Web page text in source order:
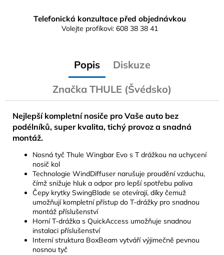
Telefonická konzultace před objednávkou
Volejte profíkovi: 608 38 38 41
Popis
Diskuze
Značka THULE (Švédsko)
Nejlepší kompletní nosiče pro Vaše auto bez
podélníků, super kvalita, tichý provoz a snadná
montáž.
Nosná tyč Thule Wingbar Evo s T drážkou na uchycení
nosič kol
Technologie WindDiffuser narušuje proudění vzduchu,
čímž snižuje hluk a odpor pro lepší spotřebu paliva
Čepy krytky SwingBlade se otevírají, díky čemuž
umožňují kompletní přístup do T-drážky pro snadnou
montáž příslušenství
Horní T-drážka s QuickAccess umožňuje snadnou
instalaci příslušenství
Interní struktura BoxBeam vytváří výjimečně pevnou
nosnou tyč